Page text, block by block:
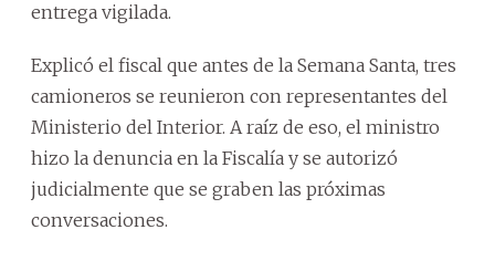
entrega vigilada.
Explicó el fiscal que antes de la Semana Santa, tres
camioneros se reunieron con representantes del
Ministerio del Interior. A raíz de eso, el ministro
hizo la denuncia en la Fiscalía y se autorizó
judicialmente que se graben las próximas
conversaciones.